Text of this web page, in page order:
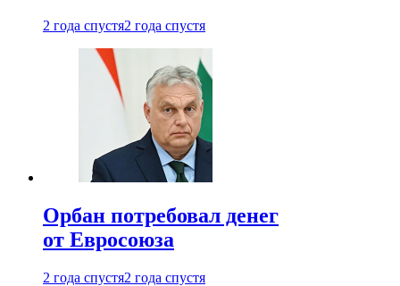
2 года спустя2 года спустя
Орбан потребовал денег
от Евросоюза
2 года спустя2 года спустя